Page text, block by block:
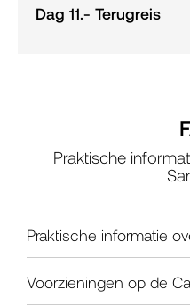
Dag 11.- Terugreis
Praktische
Praktische informatie
Voorzieningen op de